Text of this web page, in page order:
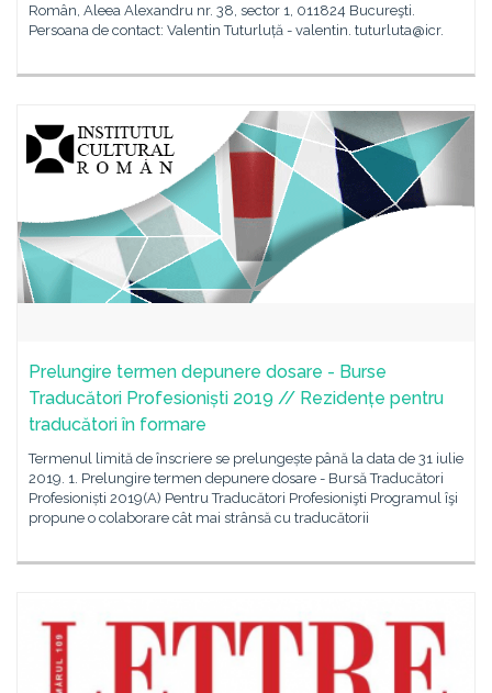
Român, Aleea Alexandru nr. 38, sector 1, 011824 Bucureşti.
Persoana de contact: Valentin Tuturluță - valentin. tuturluta@icr.
Prelungire termen depunere dosare - Burse
Traducători Profesioniști 2019 // Rezidențe pentru
traducători în formare
Termenul limită de înscriere se prelungește până la data de 31 iulie
2019. 1. Prelungire termen depunere dosare - Bursă Traducători
Profesioniști 2019(A) Pentru Traducători Profesionişti Programul îşi
propune o colaborare cât mai strânsă cu traducătorii